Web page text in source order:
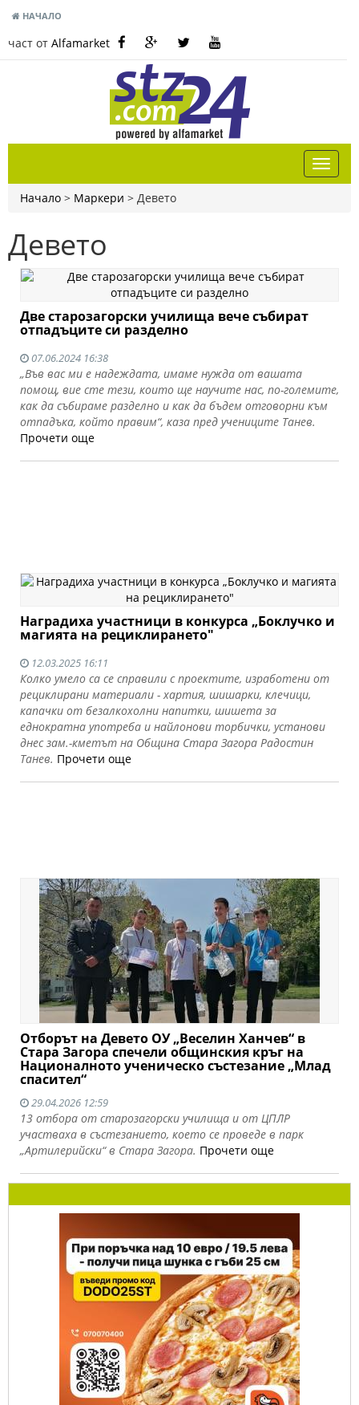
НАЧАЛО
част от Alfamarket
Начало > Маркери > Девето
Девето
Две старозагорски училища вече събират
отпадъците си разделно
07.06.2024 16:38
„Във вас ми е надеждата, имаме нужда от вашата
помощ, вие сте тези, които ще научите нас, по-големите,
как да събираме разделно и как да бъдем отговорни към
отпадъка, който правим“, каза пред учениците Танев.
Прочети още
Наградиха участници в конкурса „Боклучко и
магията на рециклирането"
12.03.2025 16:11
Колко умело са се справили с проектите, изработени от
рециклирани материали - хартия, шишарки, клечици,
капачки от безалкохолни напитки, шишета за
еднократна употреба и найлонови торбички, установи
днес зам.-кметът на Община Стара Загора Радостин
Танев. Прочети още
Отборът на Девето ОУ „Веселин Ханчев“ в
Стара Загора спечели общинския кръг на
Националното ученическо състезание „Млад
спасител“
29.04.2026 12:59
13 отбора от старозагорски училища и от ЦПЛР
участваха в състезанието, което се проведе в парк
„Артилерийски“ в Стара Загора. Прочети още